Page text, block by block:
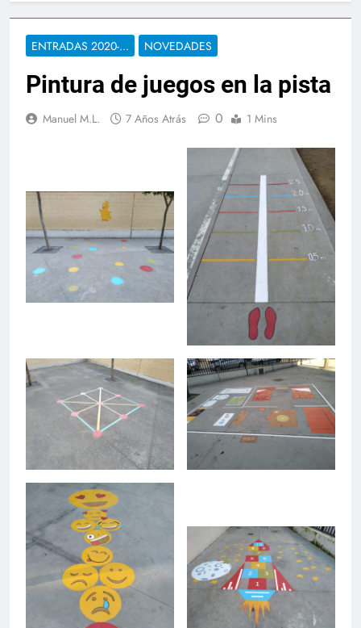
ENTRADAS 2020-... NOVEDADES
Pintura de juegos en la pista
Manuel M.L. 7 Años Atrás 0 1 Mins